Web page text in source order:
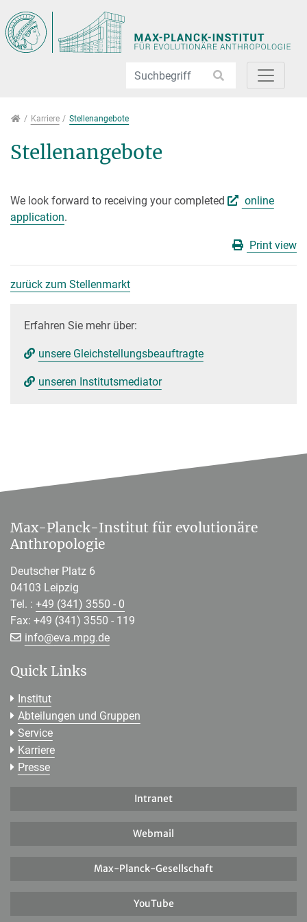
Karriere
Karriere Stellenangebote
Stellenangebote
We look forward to receiving your completed
online
application.
Print view
zurück zum Stellenmarkt
Erfahren Sie mehr über:
unsere Gleichstellungsbeauftragte
unseren Institutsmediator
Max-Planck-Institut für evolutionäre
Anthropologie
Deutscher Platz 6
04103 Leipzig
Tel. : +49 (341) 3550 - 0
Fax: +49 (341) 3550 - 119
info@[>>> Please remove the text! <<<]
eva.mpg.de
Quick Links
Institut
Abteilungen und Gruppen
Service
Karriere
Presse
Intranet
Webmail
Max-Planck-Gesellschaft
YouTube